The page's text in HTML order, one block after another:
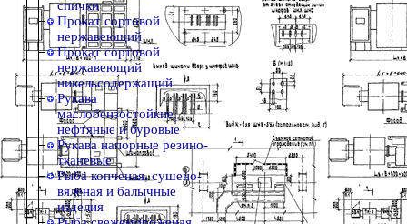
спички
Прокат сортовой
нержавеющий
Прокат сортовой
нержавеющий
никельсодержащий
Рукава
маслобензостойкие,
нефтяные и буровые
Рукава напорные резино-
тканевые
Рыба копченая, сушено-
вяленая и балычные
изделия